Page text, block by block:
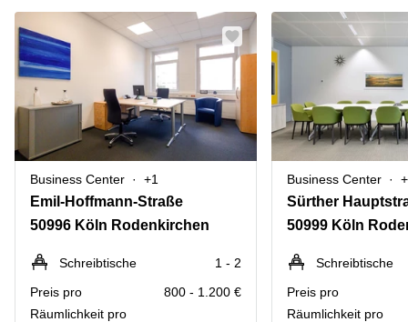
Coworking
Space
Seminarraum
Virtuelles
Büro
Geschäftsadresse
Hamburg
Geschäftsadresse
mieten
Düsseldorf
Geschäftsadresse
Stuttgart
Büro
Düsseldorf
Büro
Köln
Ruhrallee
9
Dortmund
Office Club
Ballindamm
Rahel-
Hirsch-
Straße
Berlin
Kienberger
Berlin
Schönefeld
Büro vermieten
Preis
Log-in
Business Center +1
Emil-Hoffmann-Straße
50996 Köln Rodenkirchen
Schreibtische
1 - 2
Preis pro
Räumlichkeit pro
800 - 1.200 €
Business Center
Sürther
50999 Köln
Schreibtische
Preis pro
Räumlichkeit pro